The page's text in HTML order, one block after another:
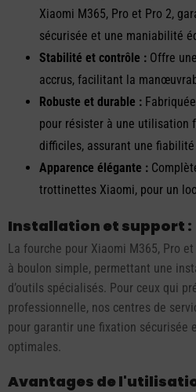
Xiaomi M365, Pro et Pro 2,
sécurisée et une maniabilité
Stabilité et contrôle : Offre
accrus, facilitant la
Robuste et durable :
pour résister à une utilisation
difficiles, assurant une
Apparence élégante :
trottinettes Xiaomi, pour un
Installation et support :
La fourche pour Xiaomi M365, Pro
à boulon simple, permettant une
d’outils spécialisés. Pour ceux qui
professionnelle, nos centres de
pour garantir une fixation sécurisée
optimales.
Avantages de